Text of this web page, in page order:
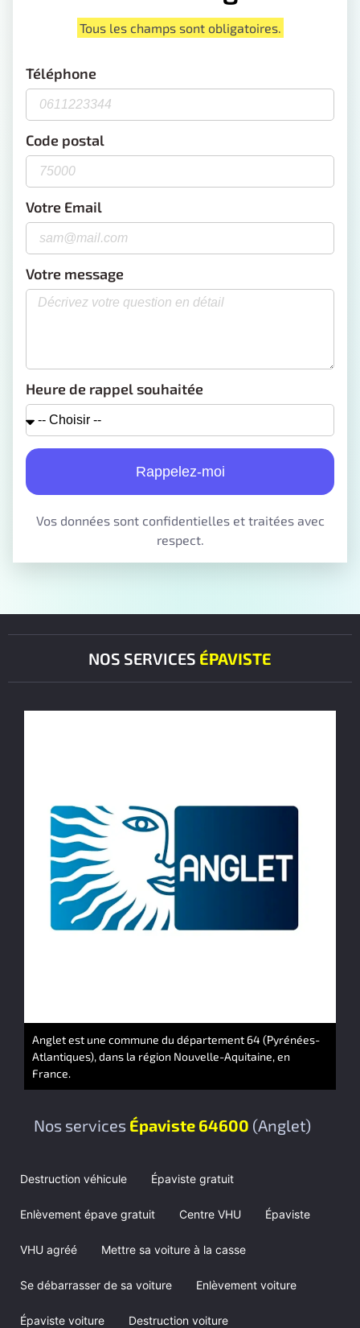
Tous les champs sont obligatoires.
Téléphone
Code postal
Votre Email
Votre message
Heure de rappel souhaitée
Rappelez-moi
Vos données sont confidentielles et traitées avec
respect.
NOS SERVICES ÉPAVISTE
Nos services Épaviste 64600 (Anglet)
Destruction véhicule Épaviste gratuit
Enlèvement épave gratuit Centre VHU Épaviste
VHU agréé Mettre sa voiture à la casse
Se débarrasser de sa voiture Enlèvement voiture
Épaviste voiture Destruction voiture
Anglet est une commune du département 64 (Pyrénées-
Atlantiques), dans la région Nouvelle-Aquitaine, en
France.